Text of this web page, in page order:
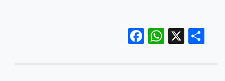
Facebook
X